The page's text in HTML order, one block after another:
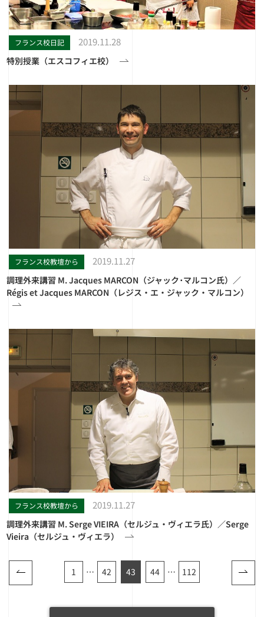
フランス校日記 2019.11.28
特別授業（エスコフィエ校）
フランス校教壇から 2019.11.27
調理外来講習 M. Jacques MARCON（ジャック･マルコン氏）／
Régis et Jacques MARCON（レジス・エ・ジャック・マルコン）
フランス校教壇から 2019.11.27
調理外来講習 M. Serge VIEIRA（セルジュ・ヴィエラ氏）／Serge
Vieira（セルジュ・ヴィエラ）
1 … 42 43 44 … 112